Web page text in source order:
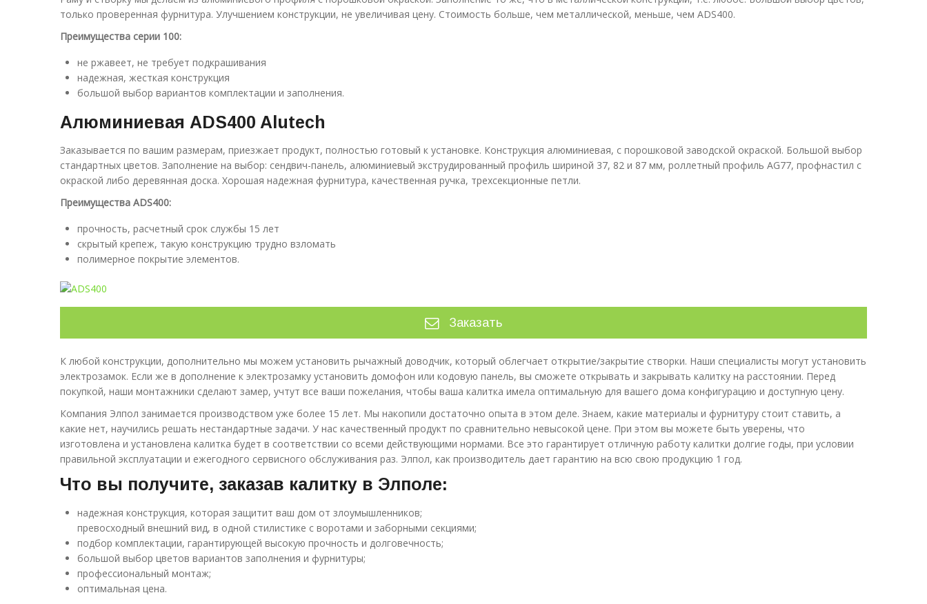
только проверенная фурнитура. Улучшением конструкции, не увеличивая цену. Стоимость больше, чем металлической, меньше, чем ADS400.
Преимущества серии 100:
не ржавеет, не требует подкрашивания
надежная, жесткая конструкция
большой выбор вариантов комплектации и заполнения.
Алюминиевая ADS400 Alutech
Заказывается по вашим размерам, приезжает продукт, полностью готовый к установке. Конструкция алюминиевая, с порошковой заводской окраской. Большой выбор
стандартных цветов. Заполнение на выбор: сендвич-панель, алюминиевый экструдированный профиль шириной 37, 82 и 87 мм, роллетный профиль AG77, профнастил с
окраской либо деревянная доска. Хорошая надежная фурнитура, качественная ручка, трехсекционные петли.
Преимущества ADS400:
прочность, расчетный срок службы 15 лет
скрытый крепеж, такую конструкцию трудно взломать
полимерное покрытие элементов.
Заказать
К любой конструкции, дополнительно мы можем установить рычажный доводчик, который облегчает открытие/закрытие створки. Наши специалисты могут установить
электрозамок. Если же в дополнение к электрозамку установить домофон или кодовую панель, вы сможете открывать и закрывать калитку на расстоянии. Перед
покупкой, наши монтажники сделают замер, учтут все ваши пожелания, чтобы ваша калитка имела оптимальную для вашего дома конфигурацию и доступную цену.
Компания Элпол занимается производством уже более 15 лет. Мы накопили достаточно опыта в этом деле. Знаем, какие материалы и фурнитуру стоит ставить, а
какие нет, научились решать нестандартные задачи. У нас качественный продукт по сравнительно невысокой цене. При этом вы можете быть уверены, что
изготовлена и установлена калитка будет в соответствии со всеми действующими нормами. Все это гарантирует отличную работу калитки долгие годы, при условии
правильной эксплуатации и ежегодного сервисного обслуживания раз. Элпол, как производитель дает гарантию на всю свою продукцию 1 год.
Что вы получите, заказав калитку в Элполе:
надежная конструкция, которая защитит ваш дом от злоумышленников;
превосходный внешний вид, в одной стилистике с воротами и заборными секциями;
подбор комплектации, гарантирующей высокую прочность и долговечность;
большой выбор цветов вариантов заполнения и фурнитуры;
профессиональный монтаж;
оптимальная цена.